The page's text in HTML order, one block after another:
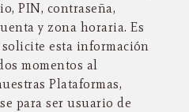
PIN, contraseña,
y zona horaria. Es
esta información
momentos al
Plataformas,
para ser usuario de